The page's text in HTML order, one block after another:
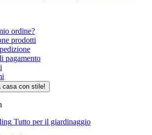
ordine?
prodotti
pagamento
Tutto per il giardinaggio